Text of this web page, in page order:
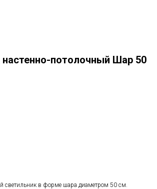
настенно-потолочный Шар 50
светильник в форме шара диаметром 50 см.